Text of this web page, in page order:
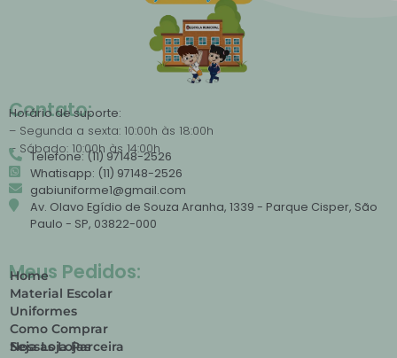
Contato:
Horário de suporte:
– Segunda a sexta: 10:00h às 18:00h
– Sábado: 10:00h às 14:00h
Telefone: (11) 97148-2526
Whatisapp: (11) 97148-2526
gabiuniforme1@gmail.com
Av. Olavo Egídio de Souza Aranha, 1339 - Parque Cisper, São
Paulo - SP, 03822-000
Meus Pedidos:
Home
Material Escolar
Uniformes
Como Comprar
Nossas Lojas
Seja Loja Parceira